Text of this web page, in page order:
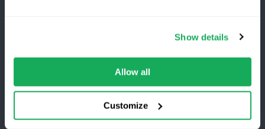
Show details
Allow all
Customize
per flotte aziendali,niente
Ottieni lo sconto